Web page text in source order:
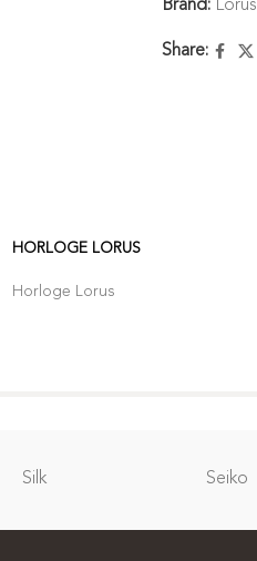
Brand: Lorus
Share:
HORLOGE LORUS
Horloge Lorus
Silk Seiko